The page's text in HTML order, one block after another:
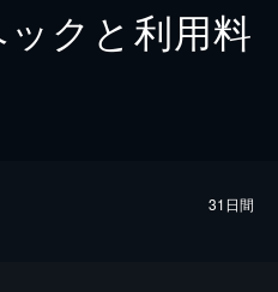
クと利用料
31日間